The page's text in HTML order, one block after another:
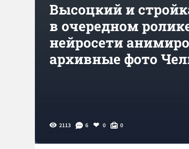
Высоцкий и
в очередном
нейросети
архивные фото
2113 6 0 0